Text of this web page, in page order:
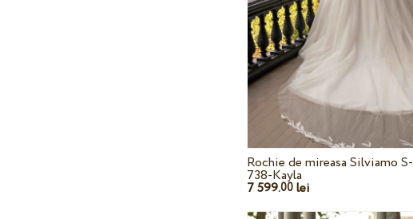
Rochie de mireasa Silviamo S-
738-Kayla
7 599.00 lei